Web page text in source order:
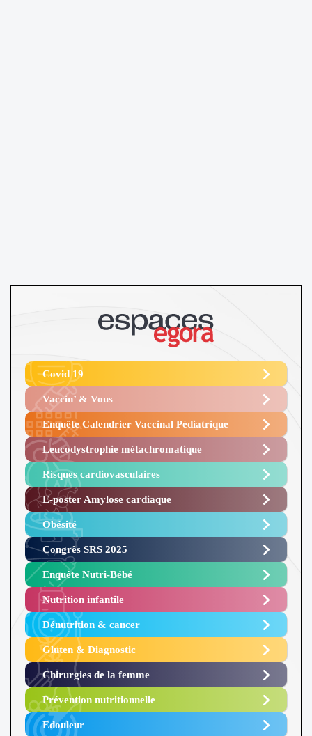
Covid 19
Vaccin’ & Vous
Enquête Calendrier Vaccinal Pédiatrique
Leucodystrophie métachromatique
Risques cardiovasculaires
E-poster Amylose cardiaque ​
Obésité ​
Congrès SRS 2025 ​
Enquête Nutri-Bébé ​
Nutrition infantile
Dénutrition & cancer
Gluten & Diagnostic
Chirurgies de la femme
Prévention nutritionnelle
Edouleur​